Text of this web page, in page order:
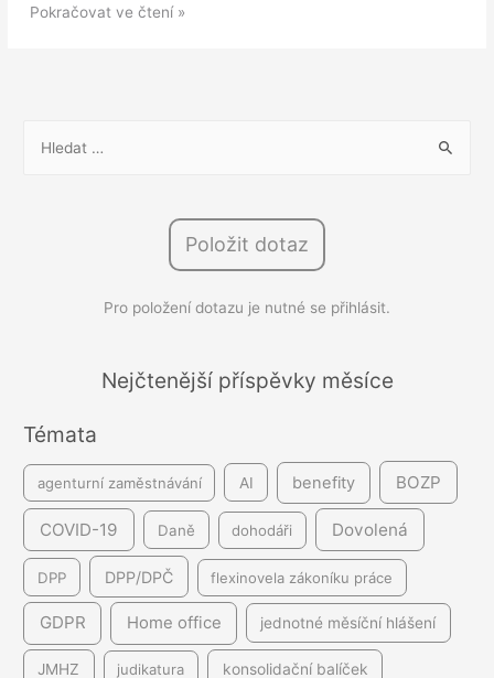
Co
kybernetické
Pokračovat ve čtení »
í
Položit dotaz
Pro položení dotazu je nutné se přihlásit.
Nejčtenější příspěvky měsíce
Témata
agenturní zaměstnávání AI benefity BOZP
COVID-19 Daně dohodáři Dovolená
DPP DPP/DPČ flexinovela zákoníku práce
GDPR Home office jednotné měsíční hlášení
JMHZ judikatura konsolidační balíček